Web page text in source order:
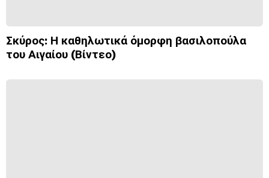
Σκύρος: Η καθηλωτικά όμορφη βασιλοπούλα
του Αιγαίου (Βίντεο)